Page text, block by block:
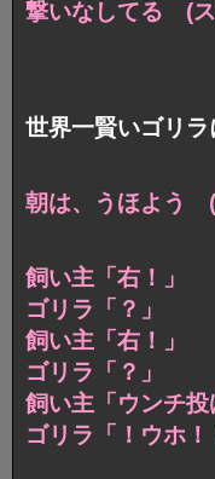
撃いなしてる (
世界一賢いゴリ
朝は、うほよう
飼い主「右！」
ゴリラ「？」
飼い主「右！」
ゴリラ「？」
飼い主「ウンチ投
ゴリラ「！ウホ